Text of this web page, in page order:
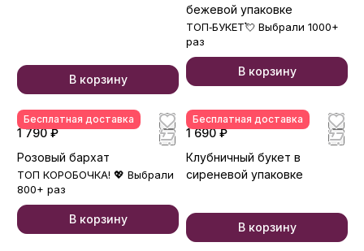
В корзину
бежевой упаковке
ТОП‑БУКЕТ💘 Выбрали 1000+
раз
В корзину
Бесплатная доставка
1 790 ₽
Розовый бархат
ТОП КОРОБОЧКА! 💖 Выбрали
800+ раз
В корзину
Бесплатная доставка
1 690 ₽
Клубничный букет в
сиреневой упаковке
В корзину